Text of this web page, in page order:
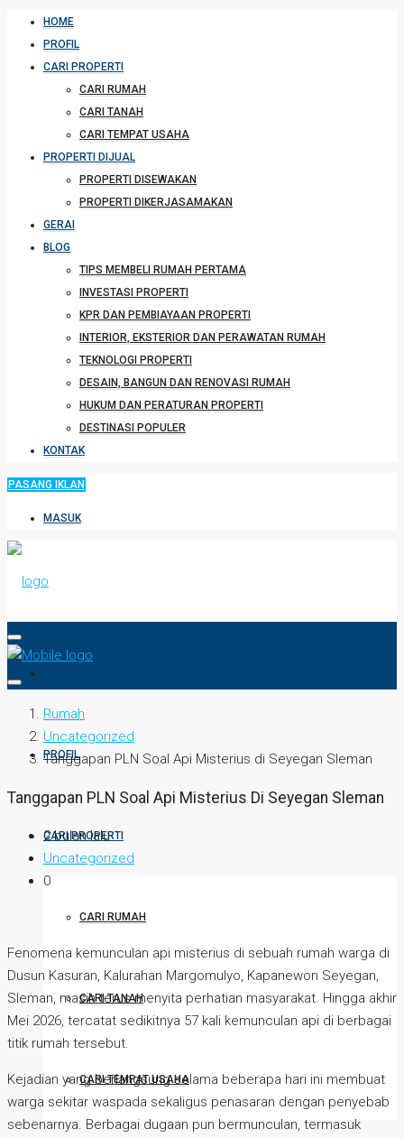
HOME
PROFIL
CARI PROPERTI
CARI RUMAH
CARI TANAH
CARI TEMPAT USAHA
PROPERTI DIJUAL
PROPERTI DISEWAKAN
PROPERTI DIKERJASAMAKAN
GERAI
BLOG
TIPS MEMBELI RUMAH PERTAMA
INVESTASI PROPERTI
KPR DAN PEMBIAYAAN PROPERTI
INTERIOR, EKSTERIOR DAN PERAWATAN RUMAH
TEKNOLOGI PROPERTI
DESAIN, BANGUN DAN RENOVASI RUMAH
HUKUM DAN PERATURAN PROPERTI
DESTINASI POPULER
KONTAK
PASANG IKLAN
MASUK
PROFIL
CARI PROPERTI
CARI RUMAH
CARI TANAH
CARI TEMPAT USAHA
Rumah
Uncategorized
Tanggapan PLN Soal Api Misterius di Seyegan Sleman
Tanggapan PLN Soal Api Misterius Di Seyegan Sleman
2 bulan lalu
Uncategorized
0
Fenomena kemunculan api misterius di sebuah rumah warga di
Dusun Kasuran, Kalurahan Margomulyo, Kapanewon Seyegan,
Sleman, masih terus menyita perhatian masyarakat. Hingga akhir
Mei 2026, tercatat sedikitnya 57 kali kemunculan api di berbagai
titik rumah tersebut.
Kejadian yang berlangsung selama beberapa hari ini membuat
warga sekitar waspada sekaligus penasaran dengan penyebab
sebenarnya. Berbagai dugaan pun bermunculan, termasuk